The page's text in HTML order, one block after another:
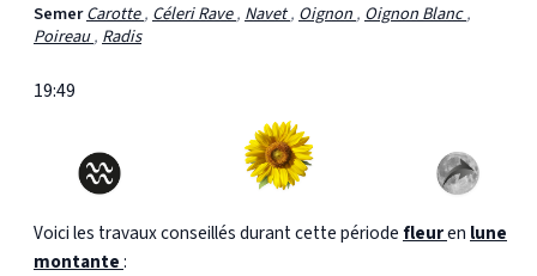
SemerCarotte, Céleri Rave, Navet, Oignon, Oignon Blanc,
Poireau, Radis
19:49
Voici les travaux conseillés durant cette période fleuren lune
montante: